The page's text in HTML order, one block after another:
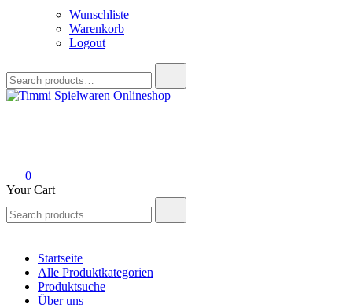
Wunschliste
Warenkorb
Logout
for:
0
Your Cart
for:
Startseite
Alle Produktkategorien
Produktsuche
Über uns